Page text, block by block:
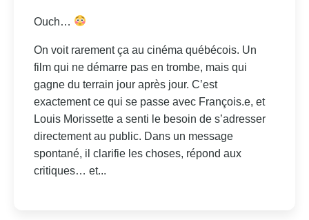
Ouch…
On voit rarement ça au cinéma québécois. Un
film qui ne démarre pas en trombe, mais qui
gagne du terrain jour après jour. C’est
exactement ce qui se passe avec François.e, et
Louis Morissette a senti le besoin de s’adresser
directement au public. Dans un message
spontané, il clarifie les choses, répond aux
critiques… et...